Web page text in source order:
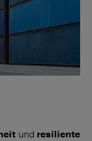
und resi­liente